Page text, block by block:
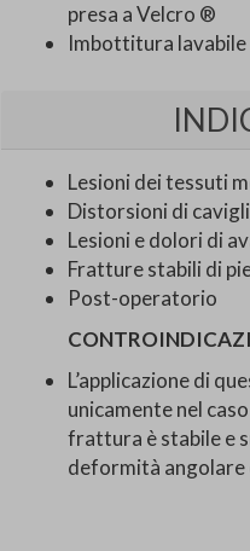
presa a Velcro ®
Imbottitura lavabile
Lesioni dei tessuti
Distorsioni di
Lesioni e dolori di
Fratture stabili di
Post-operatorio
L’applicazione di
unicamente nel
frattura è stabile e
deformità